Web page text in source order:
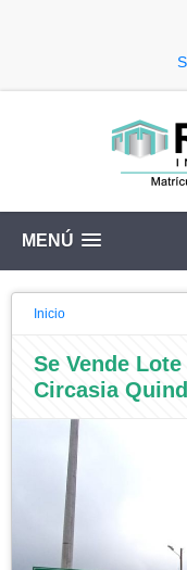
MENÚ
Inicio
Se Vende
Circasia